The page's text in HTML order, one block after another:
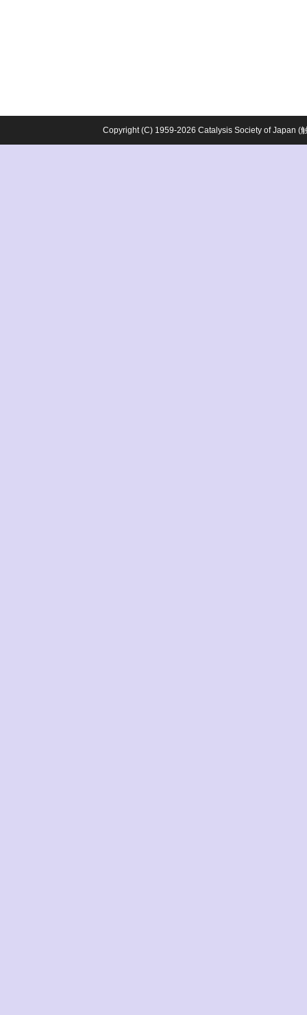
Copyright (C) 1959-2026 Catalysis Society of Japan (